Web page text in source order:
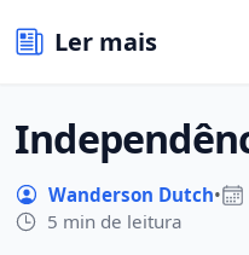
Ler mais
Wanderson Dutch•
5 min de leitura